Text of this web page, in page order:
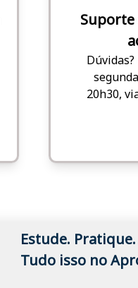
Dúvidas?
20h30,
Estude.
Tudo isso no